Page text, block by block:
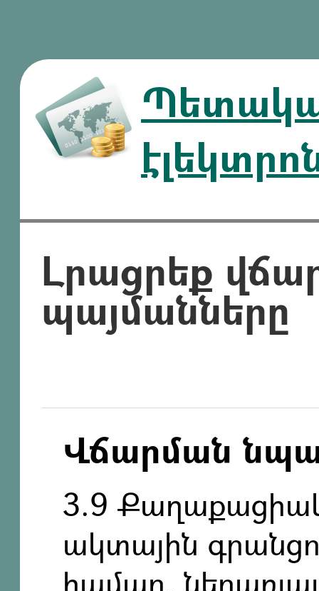
Լրացրեք
պայմանները
Վճարման
3.9
ակտային
համար,